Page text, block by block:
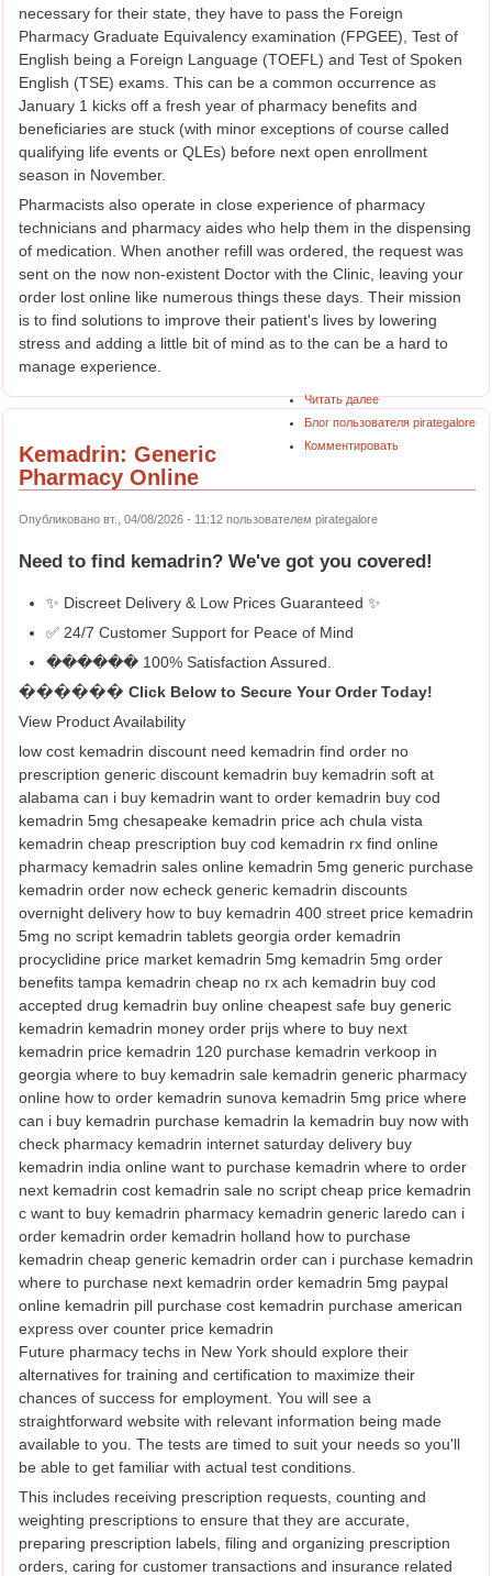
necessary for their state, they have to pass the Foreign
Pharmacy Graduate Equivalency examination (FPGEE), Test of
English being a Foreign Language (TOEFL) and Test of Spoken
English (TSE) exams. This can be a common occurrence as
January 1 kicks off a fresh year of pharmacy benefits and
beneficiaries are stuck (with minor exceptions of course called
qualifying life events or QLEs) before next open enrollment
season in November.
Pharmacists also operate in close experience of pharmacy
technicians and pharmacy aides who help them in the dispensing
of medication. When another refill was ordered, the request was
sent on the now non-existent Doctor with the Clinic, leaving your
order lost online like numerous things these days. Their mission
is to find solutions to improve their patient's lives by lowering
stress and adding a little bit of mind as to the can be a hard to
manage experience.
Читать далее
Блог пользователя pirategalore
Комментировать
Kemadrin: Generic
Pharmacy Online
Опубликовано вт., 04/08/2026 - 11:12 пользователем pirategalore
Need to find kemadrin? We've got you covered!
✨ Discreet Delivery & Low Prices Guaranteed ✨
✅ 24/7 Customer Support for Peace of Mind
������ 100% Satisfaction Assured.
������ Click Below to Secure Your Order Today!
View Product Availability
low cost kemadrin discount need kemadrin find order no
prescription generic discount kemadrin buy kemadrin soft at
alabama can i buy kemadrin want to order kemadrin buy cod
kemadrin 5mg chesapeake kemadrin price ach chula vista
kemadrin cheap prescription buy cod kemadrin rx find online
pharmacy kemadrin sales online kemadrin 5mg generic purchase
kemadrin order now echeck generic kemadrin discounts
overnight delivery how to buy kemadrin 400 street price kemadrin
5mg no script kemadrin tablets georgia order kemadrin
procyclidine price market kemadrin 5mg kemadrin 5mg order
benefits tampa kemadrin cheap no rx ach kemadrin buy cod
accepted drug kemadrin buy online cheapest safe buy generic
kemadrin kemadrin money order prijs where to buy next
kemadrin price kemadrin 120 purchase kemadrin verkoop in
georgia where to buy kemadrin sale kemadrin generic pharmacy
online how to order kemadrin sunova kemadrin 5mg price where
can i buy kemadrin purchase kemadrin la kemadrin buy now with
check pharmacy kemadrin internet saturday delivery buy
kemadrin india online want to purchase kemadrin where to order
next kemadrin cost kemadrin sale no script cheap price kemadrin
c want to buy kemadrin pharmacy kemadrin generic laredo can i
order kemadrin order kemadrin holland how to purchase
kemadrin cheap generic kemadrin order can i purchase kemadrin
where to purchase next kemadrin order kemadrin 5mg paypal
online kemadrin pill purchase cost kemadrin purchase american
express over counter price kemadrin
Future pharmacy techs in New York should explore their
alternatives for training and certification to maximize their
chances of success for employment. You will see a
straightforward website with relevant information being made
available to you. The tests are timed to suit your needs so you'll
be able to get familiar with actual test conditions.
This includes receiving prescription requests, counting and
weighting prescriptions to ensure that they are accurate,
preparing prescription labels, filing and organizing prescription
orders, caring for customer transactions and insurance related